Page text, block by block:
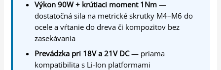
Výkon 90W + krútiaci moment 1Nm —
dostatočná sila na metrické skrutky M4–M6 do
ocele a vŕtanie do dreva či kompozitov bez
zasekávania
Prevádzka pri 18V a 21V DC— priama
kompatibilita s Li-Ion platformami